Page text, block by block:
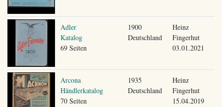
Adler
Katalog
69 Seiten
1900
Deutschland
Heinz
Fingerhut
03.01.2021
Arcona
Händlerkatalog
70 Seiten
1935
Deutschland
Heinz
Fingerhut
15.04.2019